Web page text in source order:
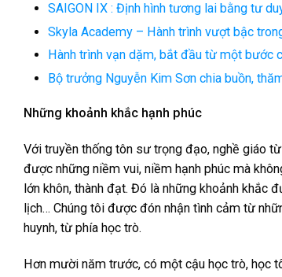
SAIGON IX : Định hình tương lai bằng tư
Skyla Academy – Hành trình vượt bậc
Hành trình vạn dặm, bắt đầu từ một bước
Bộ trưởng Nguyễn Kim Sơn chia buồn,
Những khoảnh khắc hạnh phúc
Với truyền thống tôn sư trọng đạo, nghề giáo
được những niềm vui, niềm hạnh phúc mà
lớn khôn, thành đạt. Đó là những khoảnh khắc
lịch… Chúng tôi được đón nhận tình cảm từ
huynh, từ phía học trò.
Hơn mười năm trước, có một cậu học trò, học